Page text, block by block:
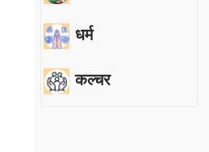
धर्म
कल्चर